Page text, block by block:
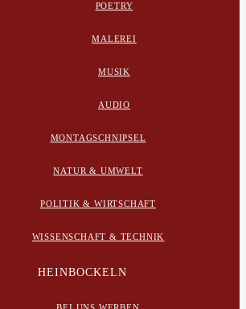
POETRY
MALEREI
MUSIK
AUDIO
MONTAGSCHNIPSEL
NATUR & UMWELT
POLITIK & WIRTSCHAFT
WISSENSCHAFT & TECHNIK
HEINBOCKELN